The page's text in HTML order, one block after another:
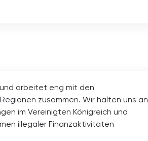
arbeitet eng mit den
zusammen. Wir halten uns an
im Vereinigten Königreich und
illegaler Finanzaktivitäten